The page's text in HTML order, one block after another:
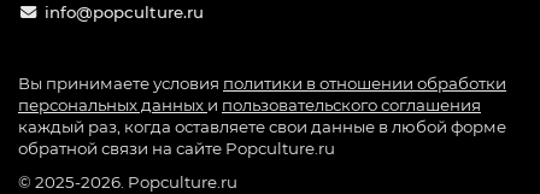
R. T (HallEffect AccuRate Technology) с магнитными
Параметры настоящего рычага
Соотношение масштабов рычага TSS Handbrake и
настоящего ручного тормоза - 1:1, а ручка рычага
info@popculture.ru
Вы принимаете условия политики в отношении обработки
персональных данных и пользовательского соглашения
каждый раз, когда оставляете свои данные в любой форме
обратной связи на сайте Popculture.ru
© 2025-2026. Popculture.ru